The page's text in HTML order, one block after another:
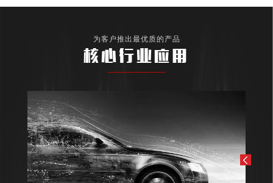
为客户推出最优质的产品
核心行业应用